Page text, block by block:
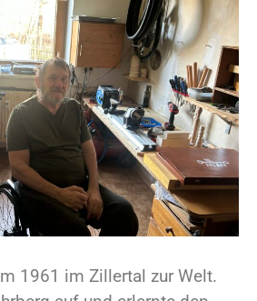
1961 im Zillertal zur Welt.